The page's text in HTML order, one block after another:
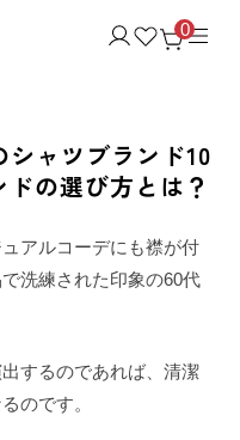
0
ャツブランド10
の選び方とは？
アルコーデにも襟が付
洗練された印象の60代
するのであれば、清潔
のです。